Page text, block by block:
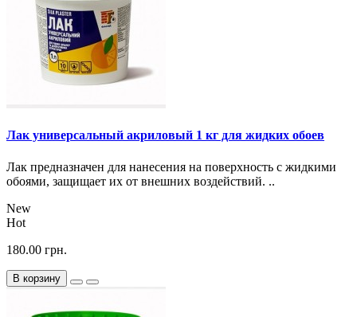
Лак универсальный акриловый 1 кг для жидких обоев
Лак предназначен для нанесения на поверхность с жидкими
обоями, защищает их от внешних воздействий. ..
New
Hot
180.00 грн.
В корзину